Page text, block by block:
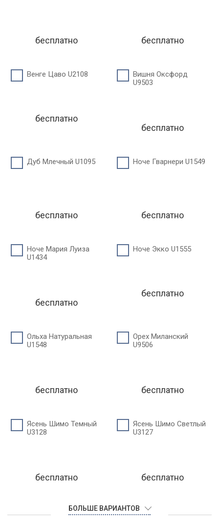
бесплатно бесплатно
Венге Цаво U2108
бесплатно
Вишня Оксфорд
U9503
бесплатно
Дуб Млечный U1095
бесплатно
Ноче Гварнери U1549
бесплатно
Ноче Мария Луиза
U1434
бесплатно
Ноче Экко U1555
бесплатно
Ольха Натуральная
U1548
бесплатно
Орех Миланский
U9506
бесплатно
Ясень Шимо Темный
U3128
бесплатно
Ясень Шимо Светлый
U3127
бесплатно
БОЛЬШЕ ВАРИАНТОВ